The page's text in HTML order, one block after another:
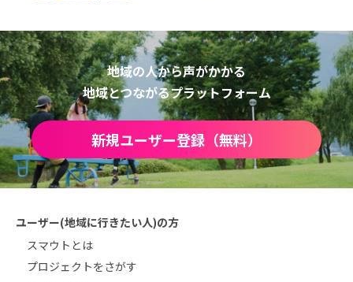
地域の人から声がかかる
地域とつながるプラットフォーム
新規ユーザー登録（無料）
ユーザー(地域に行きたい人)の方
スマウトとは
プロジェクトをさがす